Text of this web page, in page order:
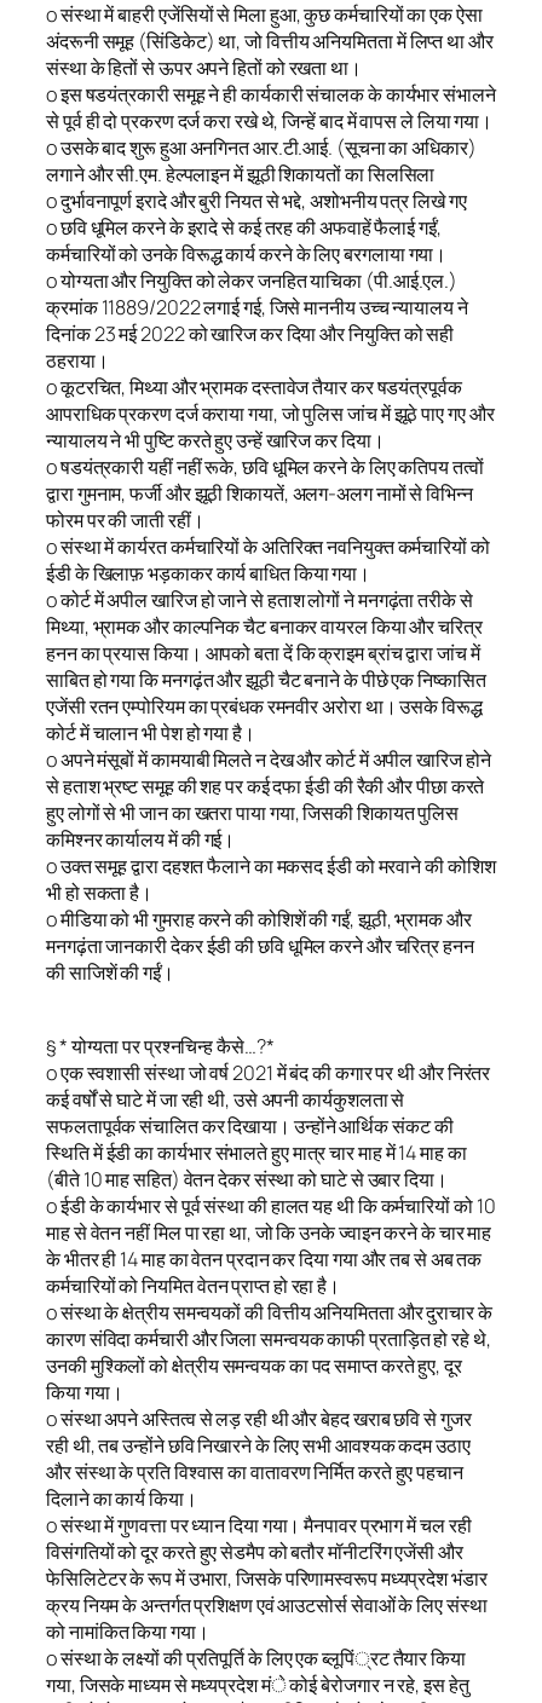
o संस्था में बाहरी एजेंसियों से मिला हुआ, कुछ कर्मचारियों का एक ऐसा
अंदरूनी समूह (सिंडिकेट) था, जो वित्तीय अनियमितता में लिप्त था और
संस्था के हितों से ऊपर अपने हितों को रखता था।
o इस षडयंत्रकारी समूह ने ही कार्यकारी संचालक के कार्यभार संभालने
से पूर्व ही दो प्रकरण दर्ज करा रखे थे, जिन्हें बाद में वापस ले लिया गया।
o उसके बाद शुरू हुआ अनगिनत आर.टी.आई. (सूचना का अधिकार)
लगाने और सी.एम. हेल्पलाइन में झूठी शिकायतों का सिलसिला
o दुर्भावनापूर्ण इरादे और बुरी नियत से भद्दे, अशोभनीय पत्र लिखे गए
o छवि धूमिल करने के इरादे से कई तरह की अफवाहें फैलाई गईं,
कर्मचारियों को उनके विरूद्ध कार्य करने के लिए बरगलाया गया।
o योग्यता और नियुक्ति को लेकर जनहित याचिका (पी.आई.एल.)
क्रमांक 11889/2022 लगाई गई, जिसे माननीय उच्च न्यायालय ने
दिनांक 23 मई 2022 को खारिज कर दिया और नियुक्ति को सही
ठहराया।
o कूटरचित, मिथ्या और भ्रामक दस्तावेज तैयार कर षडयंत्रपूर्वक
आपराधिक प्रकरण दर्ज कराया गया, जो पुलिस जांच में झूठे पाए गए और
न्यायालय ने भी पुष्टि करते हुए उन्हें खारिज कर दिया।
o षडयंत्रकारी यहीं नहीं रूके, छवि धूमिल करने के लिए कतिपय तत्वों
द्वारा गुमनाम, फर्जी और झूठी शिकायतें, अलग-अलग नामों से विभिन्न
फोरम पर की जाती रहीं।
o संस्था में कार्यरत कर्मचारियों के अतिरिक्त नवनियुक्त कर्मचारियों को
ईडी के खिलाफ़ भड़काकर कार्य बाधित किया गया।
o कोर्ट में अपील खारिज हो जाने से हताश लोगों ने मनगढ़ंता तरीके से
मिथ्या, भ्रामक और काल्पनिक चैट बनाकर वायरल किया और चरित्र
हनन का प्रयास किया। आपको बता दें कि क्राइम ब्रांच द्वारा जांच में
साबित हो गया कि मनगढ़ंत और झूठी चैट बनाने के पीछे एक निष्कासित
एजेंसी रतन एम्पोरियम का प्रबंधक रमनवीर अरोरा था। उसके विरूद्ध
कोर्ट में चालान भी पेश हो गया है।
o अपने मंसूबों में कामयाबी मिलते न देख और कोर्ट में अपील खारिज होने
से हताश भ्रष्ट समूह की शह पर कई दफा ईडी की रैकी और पीछा करते
हुए लोगों से भी जान का खतरा पाया गया, जिसकी शिकायत पुलिस
कमिश्नर कार्यालय में की गई।
o उक्त समूह द्वारा दहशत फैलाने का मकसद ईडी को मरवाने की कोशिश
भी हो सकता है।
o मीडिया को भी गुमराह करने की कोशिशें की गईं, झूठी, भ्रामक और
मनगढ़ंता जानकारी देकर ईडी की छवि धूमिल करने और चरित्र हनन
की साजिशें की गईं।
§ * योग्यता पर प्रश्नचिन्ह कैसे…?*
o एक स्वशासी संस्था जो वर्ष 2021 में बंद की कगार पर थी और निरंतर
कई वर्षों से घाटे में जा रही थी, उसे अपनी कार्यकुशलता से
सफलतापूर्वक संचालित कर दिखाया। उन्होंने आर्थिक संकट की
स्थिति में ईडी का कार्यभार संभालते हुए मात्र चार माह में 14 माह का
(बीते 10 माह सहित) वेतन देकर संस्था को घाटे से उबार दिया।
o ईडी के कार्यभार से पूर्व संस्था की हालत यह थी कि कर्मचारियों को 10
माह से वेतन नहीं मिल पा रहा था, जो कि उनके ज्वाइन करने के चार माह
के भीतर ही 14 माह का वेतन प्रदान कर दिया गया और तब से अब तक
कर्मचारियों को नियमित वेतन प्राप्त हो रहा है।
o संस्था के क्षेत्रीय समन्वयकों की वित्तीय अनियमितता और दुराचार के
कारण संविदा कर्मचारी और जिला समन्वयक काफी प्रताड़ित हो रहे थे,
उनकी मुश्किलों को क्षेत्रीय समन्वयक का पद समाप्त करते हुए, दूर
किया गया।
o संस्था अपने अस्तित्व से लड़ रही थी और बेहद खराब छवि से गुजर
रही थी, तब उन्होंने छवि निखारने के लिए सभी आवश्यक कदम उठाए
और संस्था के प्रति विश्वास का वातावरण निर्मित करते हुए पहचान
दिलाने का कार्य किया।
o संस्था में गुणवत्ता पर ध्यान दिया गया। मैनपावर प्रभाग में चल रही
विसंगतियों को दूर करते हुए सेडमैप को बतौर मॉनीटरिंग एजेंसी और
फेसिलिटेटर के रूप में उभारा, जिसके परिणामस्वरूप मध्यप्रदेश भंडार
क्रय नियम के अन्तर्गत प्रशिक्षण एवं आउटसोर्स सेवाओं के लिए संस्था
को नामांकित किया गया।
o संस्था के लक्ष्यों की प्रतिपूर्ति के लिए एक ब्लूपिं्रट तैयार किया
गया, जिसके माध्यम से मध्यप्रदेश मंे कोई बेरोजगार न रहे, इस हेतु